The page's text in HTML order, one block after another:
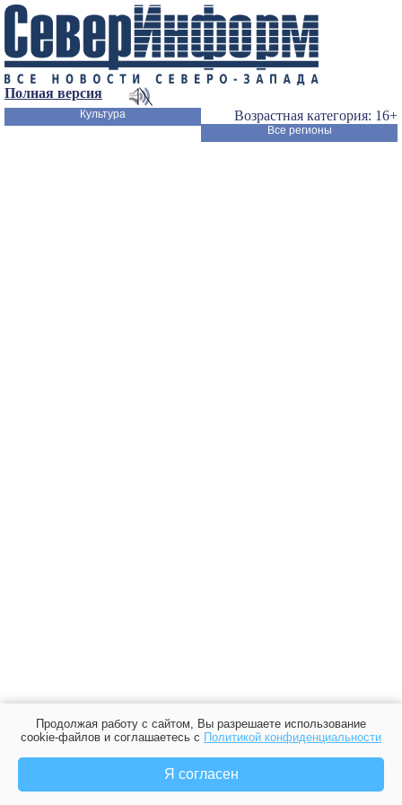
Полная версия
Возрастная категория: 16+
Культура
Все регионы
Продолжая работу с сайтом, Вы разрешаете использование
cookie-файлов и соглашаетесь с Политикой конфиденциальности
Я согласен